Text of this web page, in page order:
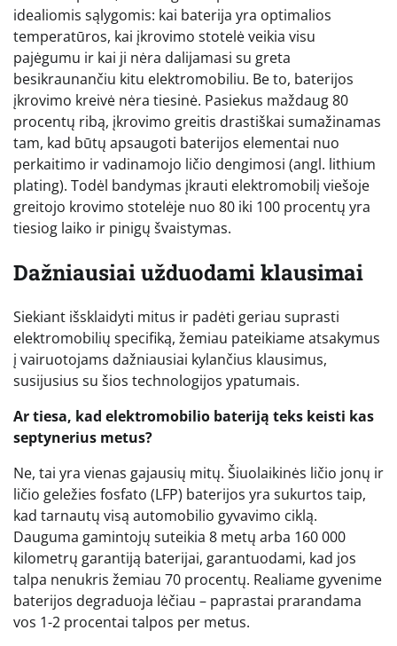
idealiomis sąlygomis: kai baterija yra optimalios
temperatūros, kai įkrovimo stotelė veikia visu
pajėgumu ir kai ji nėra dalijamasi su greta
besikraunančiu kitu elektromobiliu. Be to, baterijos
įkrovimo kreivė nėra tiesinė. Pasiekus maždaug 80
procentų ribą, įkrovimo greitis drastiškai sumažinamas
tam, kad būtų apsaugoti baterijos elementai nuo
perkaitimo ir vadinamojo ličio dengimosi (angl. lithium
plating). Todėl bandymas įkrauti elektromobilį viešoje
greitojo krovimo stotelėje nuo 80 iki 100 procentų yra
tiesiog laiko ir pinigų švaistymas.
Dažniausiai užduodami klausimai
Siekiant išsklaidyti mitus ir padėti geriau suprasti
elektromobilių specifiką, žemiau pateikiame atsakymus
į vairuotojams dažniausiai kylančius klausimus,
susijusius su šios technologijos ypatumais.
Ar tiesa, kad elektromobilio bateriją teks keisti kas
septynerius metus?
Ne, tai yra vienas gajausių mitų. Šiuolaikinės ličio jonų ir
ličio geležies fosfato (LFP) baterijos yra sukurtos taip,
kad tarnautų visą automobilio gyvavimo ciklą.
Dauguma gamintojų suteikia 8 metų arba 160 000
kilometrų garantiją baterijai, garantuodami, kad jos
talpa nenukris žemiau 70 procentų. Realiame gyvenime
baterijos degraduoja lėčiau – paprastai prarandama
vos 1-2 procentai talpos per metus.